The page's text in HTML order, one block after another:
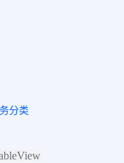
分类